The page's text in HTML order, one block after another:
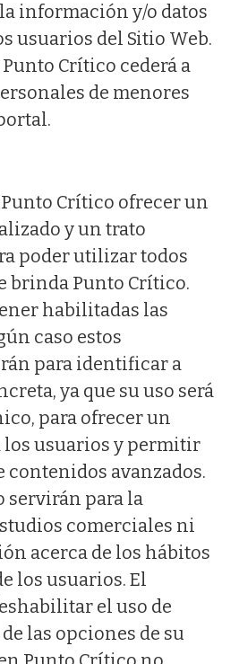
información y/o datos
usuarios del Sitio Web.
Crítico cederá a
de menores
Crítico ofrecer un
y un trato
poder utilizar todos
brinda Punto Crítico.
habilitadas las
caso estos
para identificar a
ya que su uso será
para ofrecer un
los usuarios y permitir
contenidos avanzados.
servirán para la
comerciales ni
acerca de los hábitos
los usuarios. El
el uso de
las opciones de su